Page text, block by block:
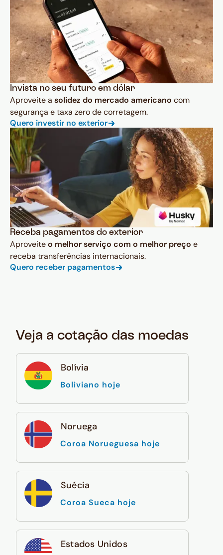
Invista no seu futuro em dólar
Aproveite a solidez do mercado americano com
segurança e taxa zero de corretagem.
Quero investir no exterior
Receba pagamentos do exterior
Aproveiteo melhor serviço com o melhor preço e
receba transferências internacionais.
Quero receber pagamentos
Veja a cotação das moedas
Bolívia
Boliviano hoje
Noruega
Coroa Norueguesa hoje
Suécia
Coroa Sueca hoje
Estados Unidos